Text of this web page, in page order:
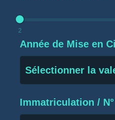
2
Année de Mise en
Sélectionner la
Immatriculation /